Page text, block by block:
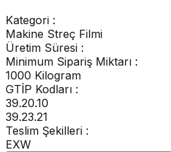
Kategori :
Makine Streç Filmi
Üretim Süresi :
Minimum Sipariş Miktarı :
1000 Kilogram
GTİP Kodları :
39.20.10
39.23.21
Teslim Şekilleri :
EXW